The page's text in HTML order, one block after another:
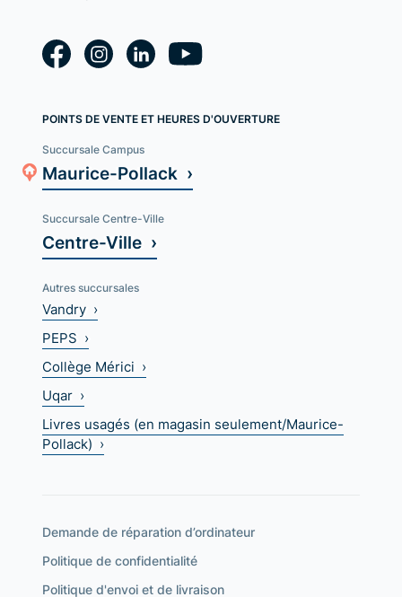
POINTS DE VENTE ET HEURES D'OUVERTURE
Succursale Campus
Maurice-Pollack ›
Succursale Centre-Ville
Centre-Ville ›
Autres succursales
Vandry ›
PEPS ›
Collège Mérici ›
Uqar ›
Livres usagés (en magasin seulement/Maurice-
Pollack) ›
Demande de réparation d’ordinateur
Politique de confidentialité
Politique d'envoi et de livraison